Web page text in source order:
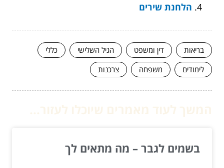
הלחנת שירים
בריאות דין ומשפט הגיל השלישי
כללי
לימודים
משפחה צרכנות
בשמים לגבר – מה מתאים לך